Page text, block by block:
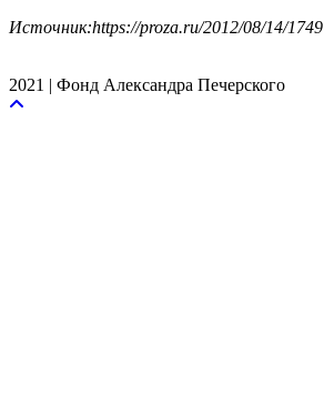
Источник:https://proza.ru/2012/08/14/1749
2021 | Фонд Александра Печерского